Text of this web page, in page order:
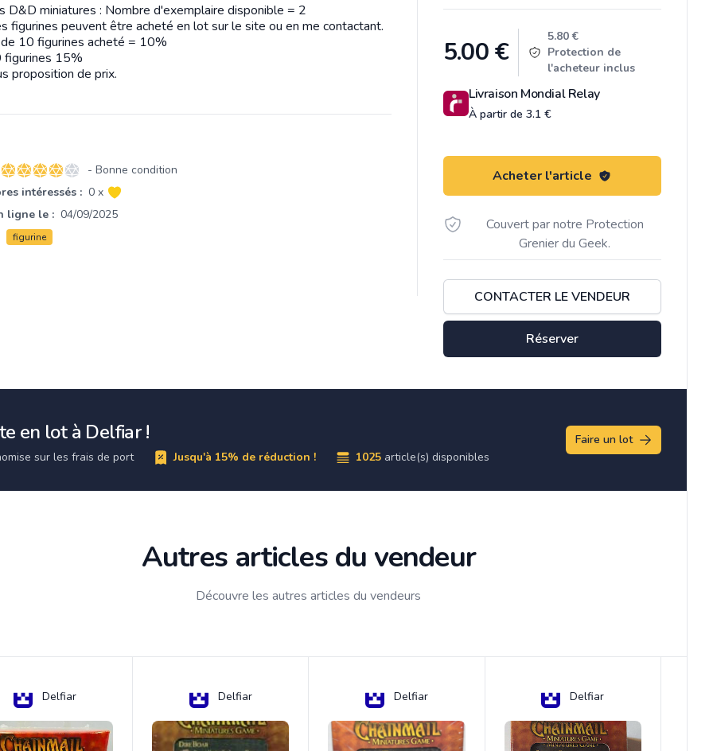
Product information
5.00€
5.80 €
Protection de
l'acheteur inclus
Livraison Mondial Relay
À partir de 3.1 €
Acheter l'article
Couvert par notre Protection
Grenier du Geek.
CONTACTER LE VENDEUR
Réserver
D&D miniatures : Nombre d'exemplaire disponible = 2
figurines peuvent être acheté en lot sur le site ou en me contactant.
10 figurines acheté = 10%
figurines 15%
proposition de prix.
4 sur 5 étoiles
- Bonne condition
intéressés : 0 x
ligne le : 04/09/2025
figurine
en lot à Delfiar !
sur les frais de port Jusqu'à 15% de réduction ! 1025 article(s) disponibles
Faire un lot
Autres articles du vendeur
Découvre les autres articles du vendeurs
Delfiar Delfiar Delfiar Delfiar